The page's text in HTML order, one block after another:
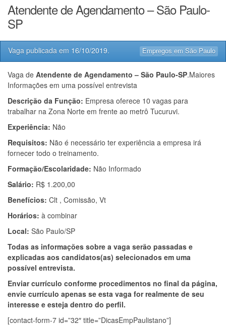
Atendente de Agendamento – São Paulo-
SP
Empregos em São Paulo
Vaga publicada em 16/10/2019.
Vaga de Atendente de Agendamento – São Paulo-SP.Maiores
Informações em uma possível entrevista
Descrição da Função: Empresa oferece 10 vagas para
trabalhar na Zona Norte em frente ao metrô Tucuruvi.
Experiência: Não
Requisitos: Não é necessário ter experiência a empresa irá
fornecer todo o treinamento.
Formação/Escolaridade: Não Informado
Salário: R$ 1.200,00
Benefícios: Clt , Comissão, Vt
Horários: à combinar
Local: São Paulo/SP
Todas as informações sobre a vaga serão passadas e
explicadas aos candidatos(as) selecionados em uma
possível entrevista.
Enviar currículo conforme procedimentos no final da página,
envie currículo apenas se esta vaga for realmente de seu
interesse e esteja dentro do perfil.
[contact-form-7 id=”32″ title=”DicasEmpPaulistano”]